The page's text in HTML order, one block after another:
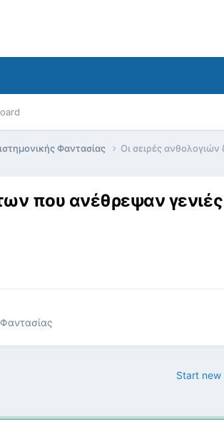
Φαντασίας Οι σειρές
που ανέθρεψαν γενιές
Start new